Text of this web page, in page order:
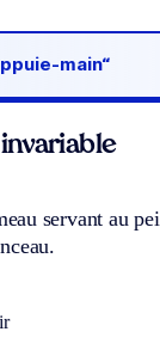
main“
servant au